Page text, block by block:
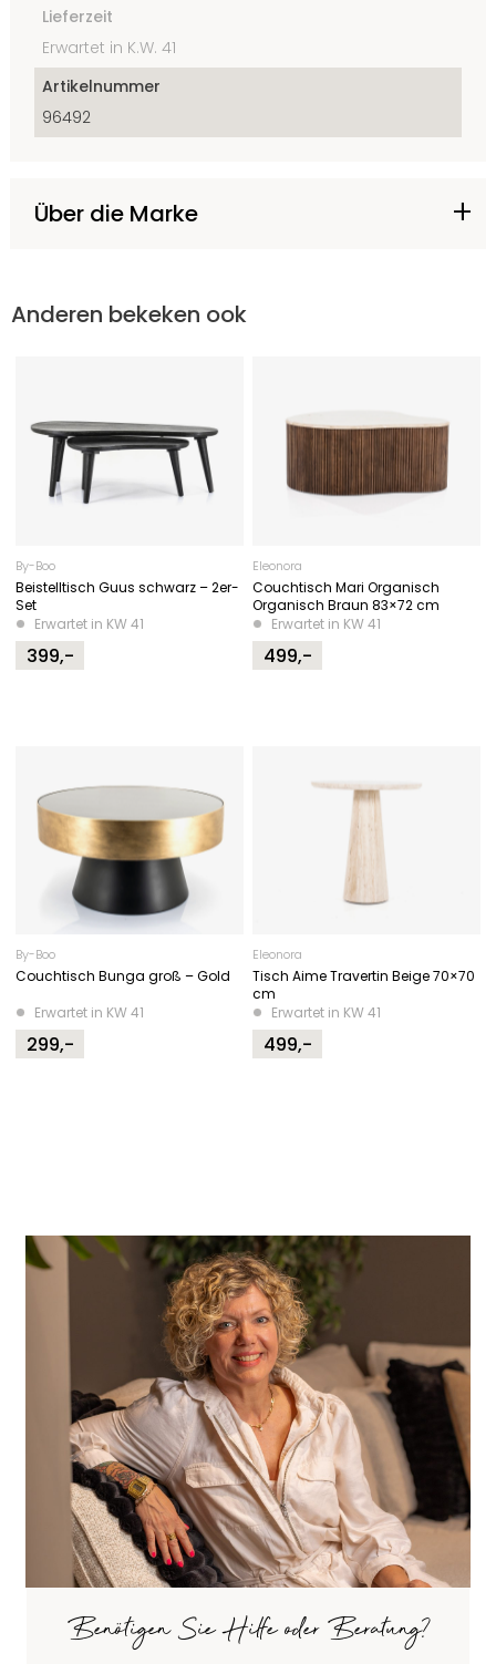
Lieferzeit
Erwartet in K.W. 41
Artikelnummer
96492
Über die Marke
Anderen bekeken ook
By-Boo
Beistelltisch Guus schwarz – 2er-
Set
Erwartet in KW 41
399,-
Eleonora
Couchtisch Mari Organisch
Organisch Braun 83×72 cm
Erwartet in KW 41
499,-
By-Boo
Couchtisch Bunga groß – Gold
Erwartet in KW 41
299,-
Eleonora
Tisch Aime Travertin Beige 70×70
cm
Erwartet in KW 41
499,-
Benötigen Sie Hilfe oder Beratung?